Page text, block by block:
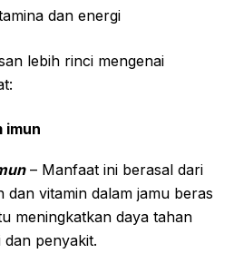
dan energi
lebih rinci mengenai
imun
– Manfaat ini berasal dari
dan vitamin dalam jamu beras
meningkatkan daya tahan
penyakit.